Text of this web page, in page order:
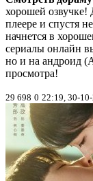
хорошей озвучке!
плеере и спустя
начнется в
сериалы онлайн
но и на андроид
просмотра!
29 698 0 22:19, 30-